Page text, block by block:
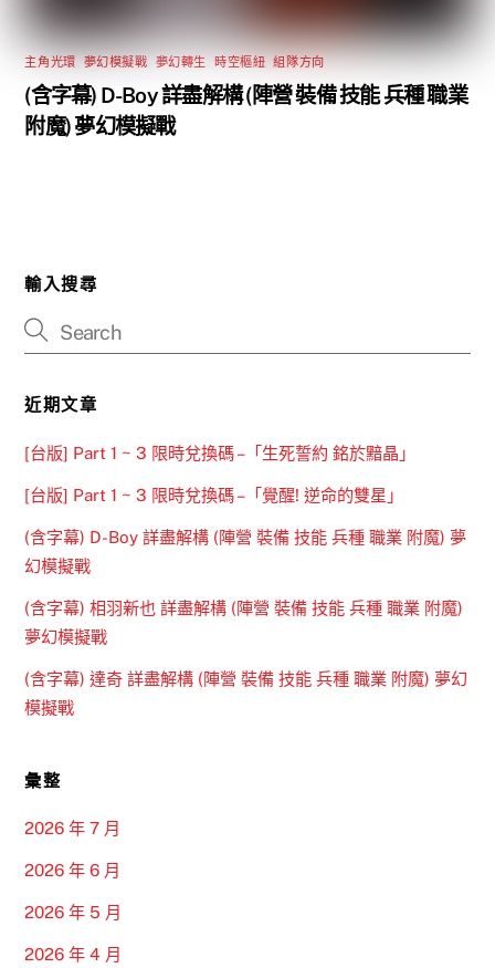
主角光環 夢幻模擬戰 夢幻轉生 時空樞紐 ,組隊方向
(含字幕) D-Boy 詳盡解構 (陣營 裝備 技能 兵種 職業
附魔) 夢幻模擬戰
輸入搜尋
近期文章
[台版] Part 1 ~ 3 限時兌換碼 –「生死誓約 銘於黯晶」
[台版] Part 1 ~ 3 限時兌換碼 –「覺醒! 逆命的雙星」
(含字幕) D-Boy 詳盡解構 (陣營 裝備 技能 兵種 職業 附魔) 夢
幻模擬戰
(含字幕) 相羽新也 詳盡解構 (陣營 裝備 技能 兵種 職業 附魔)
夢幻模擬戰
(含字幕) 達奇 詳盡解構 (陣營 裝備 技能 兵種 職業 附魔) 夢幻
模擬戰
彙整
2026 年 7 月
2026 年 6 月
2026 年 5 月
2026 年 4 月